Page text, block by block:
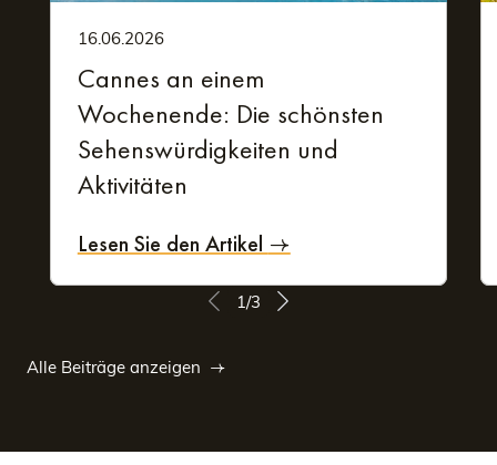
1/3
16.06.2026
Cannes an einem
Wochenende: Die schönsten
Sehenswürdigkeiten und
Aktivitäten
Lesen Sie den Artikel
Alle Beiträge anzeigen